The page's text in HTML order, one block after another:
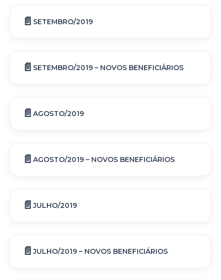
SETEMBRO/2019
SETEMBRO/2019 – NOVOS BENEFICIÁRIOS
AGOSTO/2019
AGOSTO/2019 – NOVOS BENEFICIÁRIOS
JULHO/2019
JULHO/2019 – NOVOS BENEFICIÁRIOS